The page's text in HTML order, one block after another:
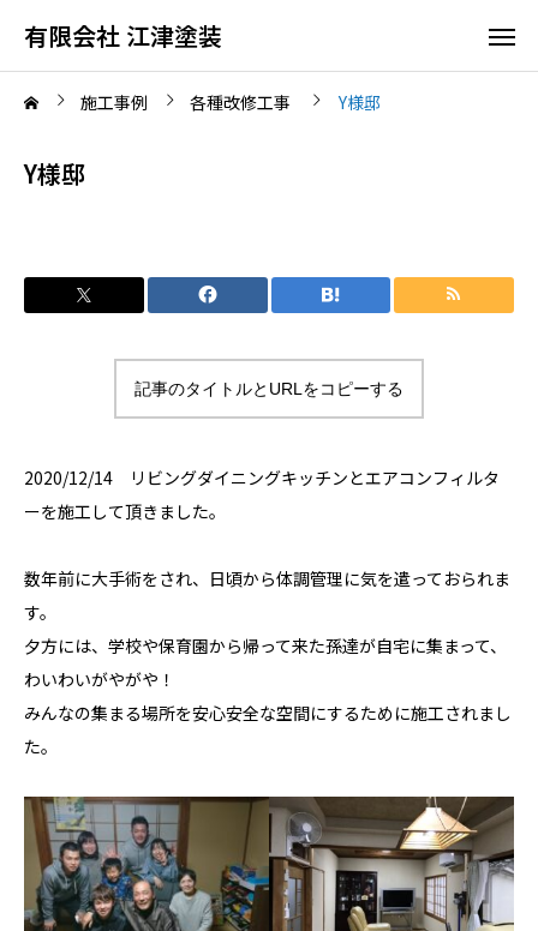
有限会社 江津塗装
施工事例 各種改修工事 Y様邸
Y様邸
記事のタイトルとURLをコピーする
2020/12/14 リビングダイニングキッチンとエアコンフィルタ
ーを施工して頂きました。
数年前に大手術をされ、日頃から体調管理に気を遣っておられま
す。
夕方には、学校や保育園から帰って来た孫達が自宅に集まって、
わいわいがやがや！
みんなの集まる場所を安心安全な空間にするために施工されまし
た。